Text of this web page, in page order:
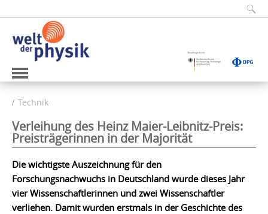
Technik
Verleihung des Heinz Maier-Leibnitz-Preis:
Preisträgerinnen in der Majorität
Die wichtigste Auszeichnung für den
Forschungsnachwuchs in Deutschland wurde dieses Jahr
vier Wissenschaftlerinnen und zwei Wissenschaftler
verliehen. Damit wurden erstmals in der Geschichte des